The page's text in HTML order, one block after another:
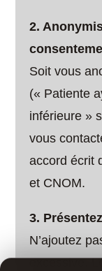
2.
Soit vous
(« Patiente
inférieure »
vous
accord écrit
et CNOM.
3.
N’ajoutez
excessive.